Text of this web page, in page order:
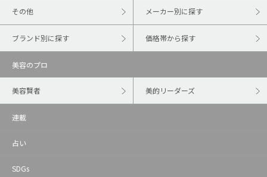
その他 メーカー別に探す
ブランド別に探す 価格帯から探す
美容のプロ
美容賢者 美的リーダーズ
連載
占い
SDGs